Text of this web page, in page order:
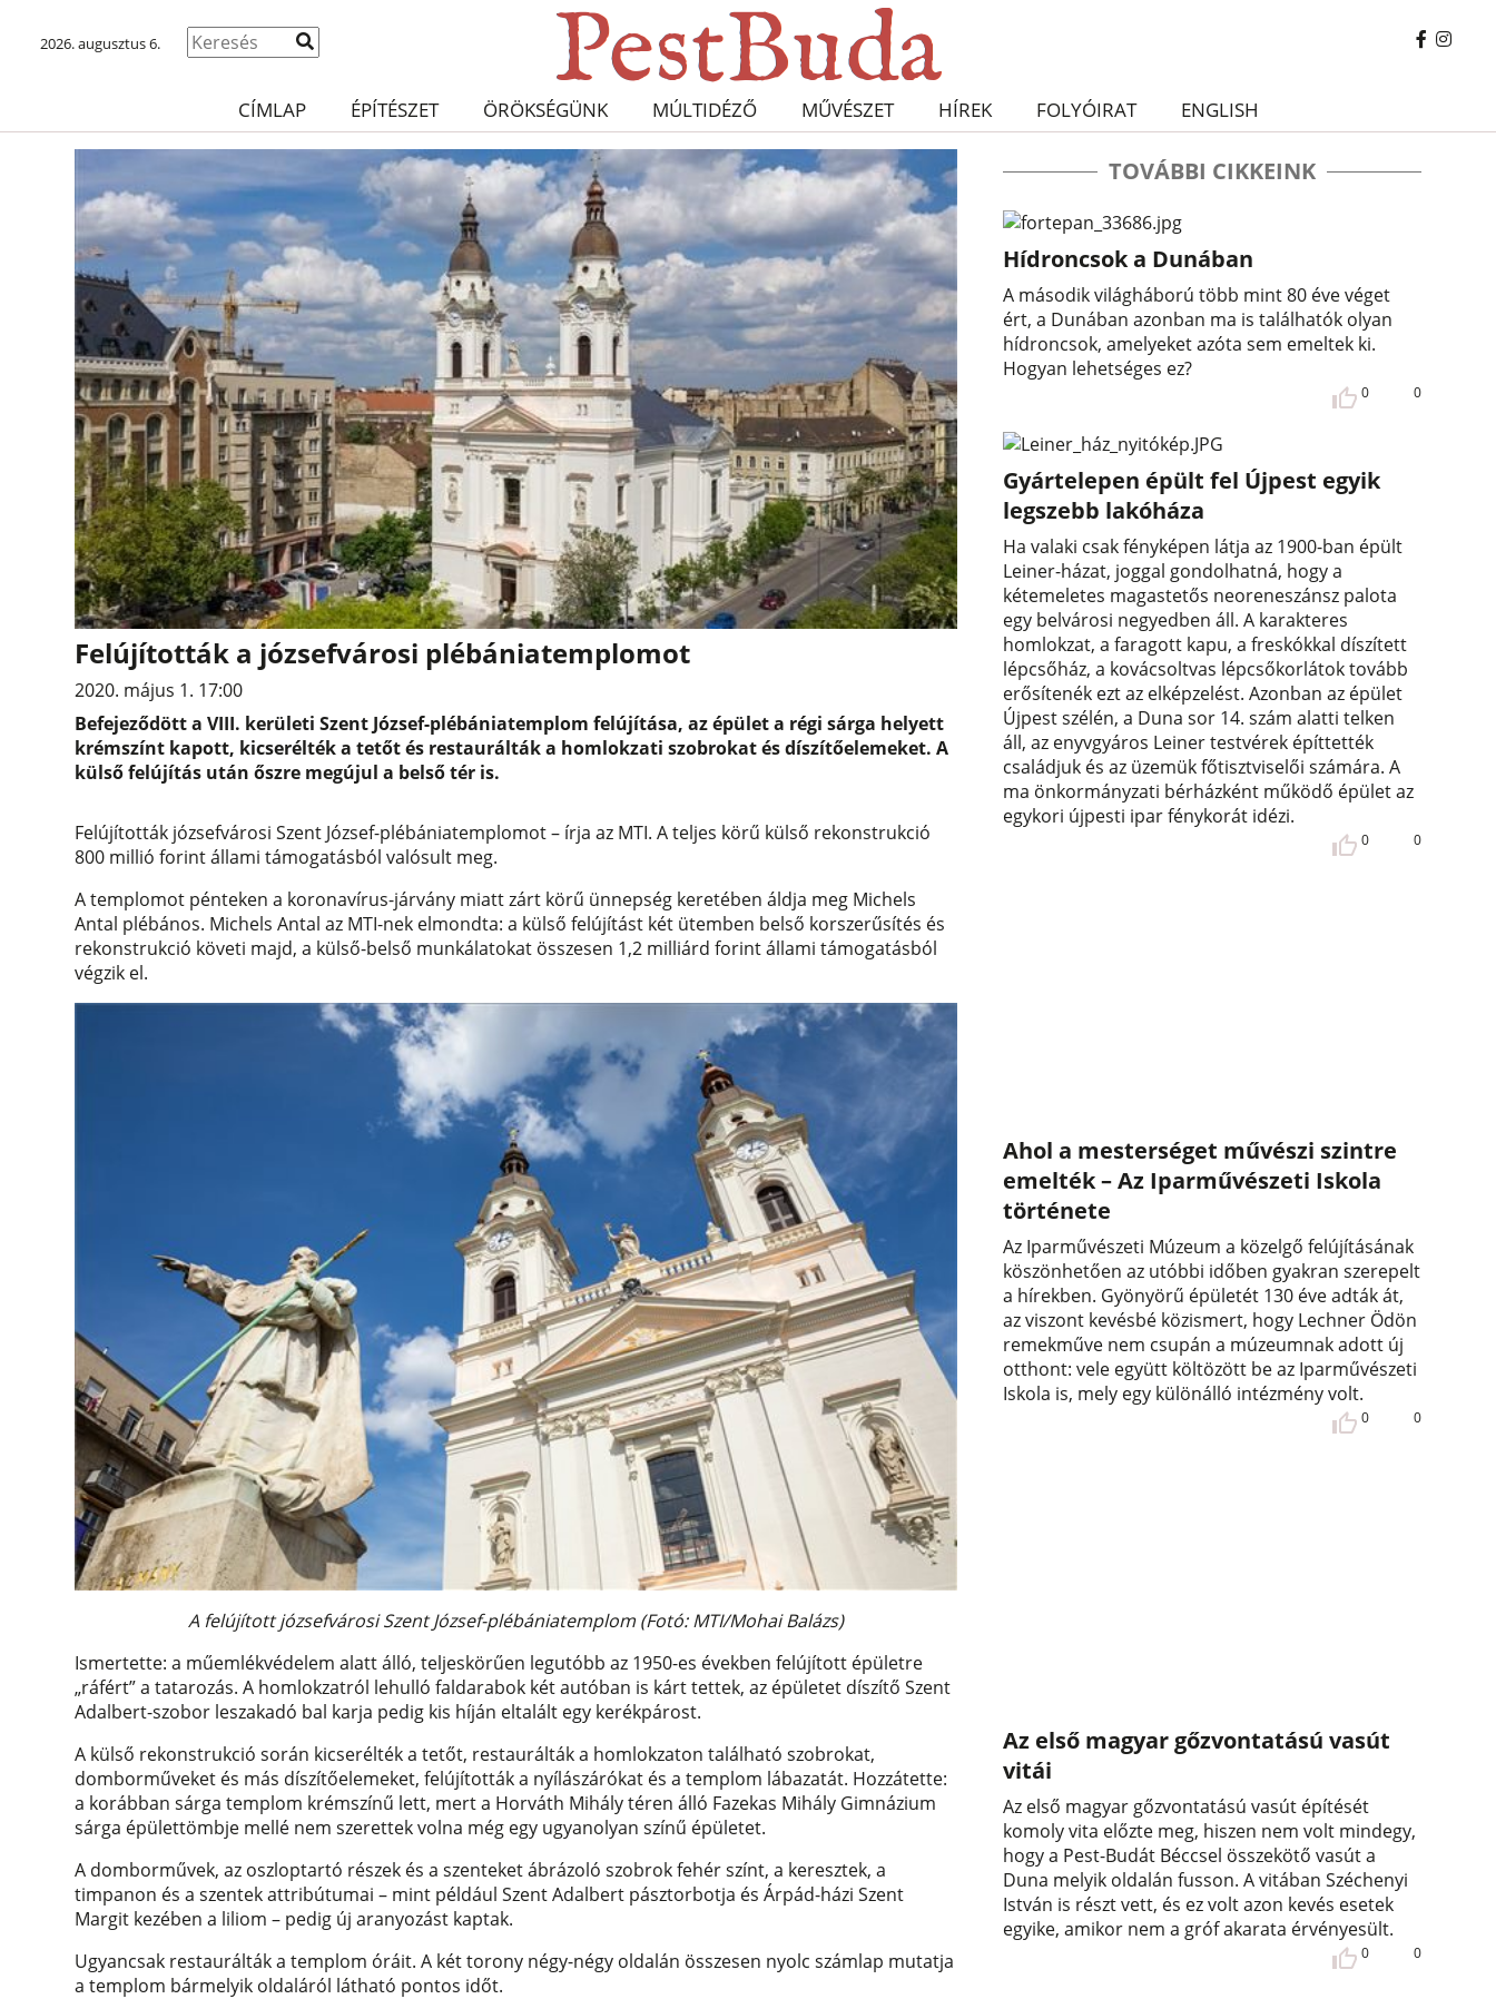
2026. augusztus 6.
CÍMLAP ÉPÍTÉSZET ÖRÖKSÉGÜNK MÚLTIDÉZŐ MŰVÉSZET HÍREK FOLYÓIRAT ENGLISH
Felújították a józsefvárosi plébániatemplomot
2020. május 1. 17:00
Befejeződött a VIII. kerületi Szent József-plébániatemplom felújítása, az épület a régi sárga helyett
krémszínt kapott, kicserélték a tetőt és restaurálták a homlokzati szobrokat és díszítőelemeket. A
külső felújítás után őszre megújul a belső tér is.
Felújították józsefvárosi Szent József-plébániatemplomot – írja az MTI. A teljes körű külső rekonstrukció
800 millió forint állami támogatásból valósult meg.
A templomot pénteken a koronavírus-járvány miatt zárt körű ünnepség keretében áldja meg Michels
Antal plébános. Michels Antal az MTI-nek elmondta: a külső felújítást két ütemben belső korszerűsítés és
rekonstrukció követi majd, a külső-belső munkálatokat összesen 1,2 milliárd forint állami támogatásból
végzik el.
A felújított józsefvárosi Szent József-plébániatemplom (Fotó: MTI/Mohai Balázs)
Ismertette: a műemlékvédelem alatt álló, teljeskörűen legutóbb az 1950-es években felújított épületre
„ráfért” a tatarozás. A homlokzatról lehulló faldarabok két autóban is kárt tettek, az épületet díszítő Szent
Adalbert-szobor leszakadó bal karja pedig kis híján eltalált egy kerékpárost.
A külső rekonstrukció során kicserélték a tetőt, restaurálták a homlokzaton található szobrokat,
domborműveket és más díszítőelemeket, felújították a nyílászárókat és a templom lábazatát. Hozzátette:
a korábban sárga templom krémszínű lett, mert a Horváth Mihály téren álló Fazekas Mihály Gimnázium
sárga épülettömbje mellé nem szerettek volna még egy ugyanolyan színű épületet.
A domborművek, az oszloptartó részek és a szenteket ábrázoló szobrok fehér színt, a keresztek, a
timpanon és a szentek attribútumai – mint például Szent Adalbert pásztorbotja és Árpád-házi Szent
Margit kezében a liliom – pedig új aranyozást kaptak.
Ugyancsak restaurálták a templom óráit. A két torony négy-négy oldalán összesen nyolc számlap mutatja
a templom bármelyik oldaláról látható pontos időt.
TOVÁBBI CIKKEINK
Hídroncsok a Dunában
A második világháború több mint 80 éve véget
ért, a Dunában azonban ma is találhatók olyan
hídroncsok, amelyeket azóta sem emeltek ki.
Hogyan lehetséges ez?
0 0
Gyártelepen épült fel Újpest egyik
legszebb lakóháza
Ha valaki csak fényképen látja az 1900-ban épült
Leiner-házat, joggal gondolhatná, hogy a
kétemeletes magastetős neoreneszánsz palota
egy belvárosi negyedben áll. A karakteres
homlokzat, a faragott kapu, a freskókkal díszített
lépcsőház, a kovácsoltvas lépcsőkorlátok tovább
erősítenék ezt az elképzelést. Azonban az épület
Újpest szélén, a Duna sor 14. szám alatti telken
áll, az enyvgyáros Leiner testvérek építtették
családjuk és az üzemük főtisztviselői számára. A
ma önkormányzati bérházként működő épület az
egykori újpesti ipar fénykorát idézi.
0 0
Ahol a mesterséget művészi szintre
emelték – Az Iparművészeti Iskola
története
Az Iparművészeti Múzeum a közelgő felújításának
köszönhetően az utóbbi időben gyakran szerepelt
a hírekben. Gyönyörű épületét 130 éve adták át,
az viszont kevésbé közismert, hogy Lechner Ödön
remekműve nem csupán a múzeumnak adott új
otthont: vele együtt költözött be az Iparművészeti
Iskola is, mely egy különálló intézmény volt.
0 0
Az első magyar gőzvontatású vasút
vitái
Az első magyar gőzvontatású vasút építését
komoly vita előzte meg, hiszen nem volt mindegy,
hogy a Pest-Budát Béccsel összekötő vasút a
Duna melyik oldalán fusson. A vitában Széchenyi
István is részt vett, és ez volt azon kevés esetek
egyike, amikor nem a gróf akarata érvényesült.
0 0